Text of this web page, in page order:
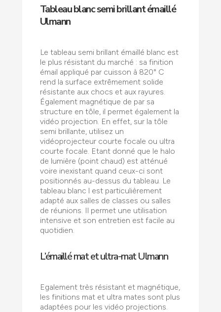
Tableau blanc semi brillant émaillé
Ulmann
Le tableau semi brillant émaillé blanc est
le plus résistant du marché : sa finition
émail appliqué par cuisson à 820° C
rend la surface extrêmement solide
résistante aux chocs et aux rayures.
Également magnétique de par sa
structure en tôle, il permet également la
vidéo projection. En effet, sur la tôle
semi brillante, utilisez un
vidéoprojecteur courte focale ou ultra
courte focale. Etant donné que le halo
de lumière (point chaud) est atténué
voire inexistant quand ceux-ci sont
positionnés au-dessus du tableau. Le
tableau blanc l est particulièrement
adapté aux salles de classes ou salles
de réunions. Il permet une utilisation
intensive et son entretien est facile au
quotidien.
L’émaillé mat et ultra-mat Ulmann
Egalement très résistant et magnétique,
les finitions mat et ultra mates sont plus
adaptées pour les vidéo projections.